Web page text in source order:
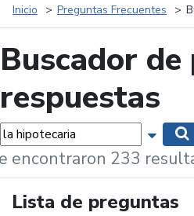
Inicio Preguntas Frecuentes
Buscador
respuestas
encontraron 233
Lista de preguntas